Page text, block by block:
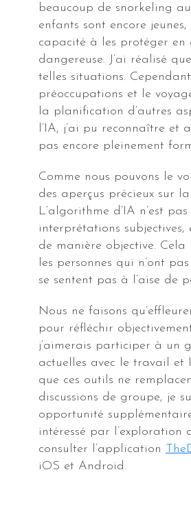
beaucoup de snorkeling
enfants sont encore
capacité à les protéger en
dangereuse. J’ai réalisé
telles situations.
préoccupations et le
la planification d’autres
l’IA, j’ai pu reconnaître et
pas encore pleinement
Comme nous pouvons le
des aperçus précieux sur
L’algorithme d’IA n’est
interprétations
de manière objective.
les personnes qui n’ont
se sentent pas à l’aise de
Nous ne faisons
pour réfléchir
j’aimerais participer à un
actuelles avec le travail et
que ces outils ne
discussions de groupe, je
opportunité
intéressé par l’exploration
consulter l’application
iOS et Android.